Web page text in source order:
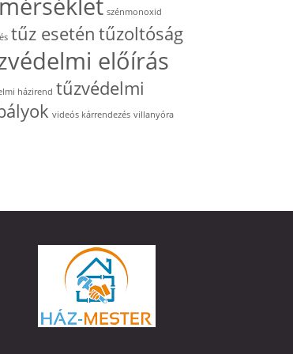
szénmonoxid
tűz esetén tűzoltóság
előírás
házirend tűzvédelmi
videós kárrendezés villanyóra